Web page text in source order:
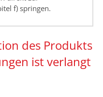
f) springen.
des Produkts
ist verlangt